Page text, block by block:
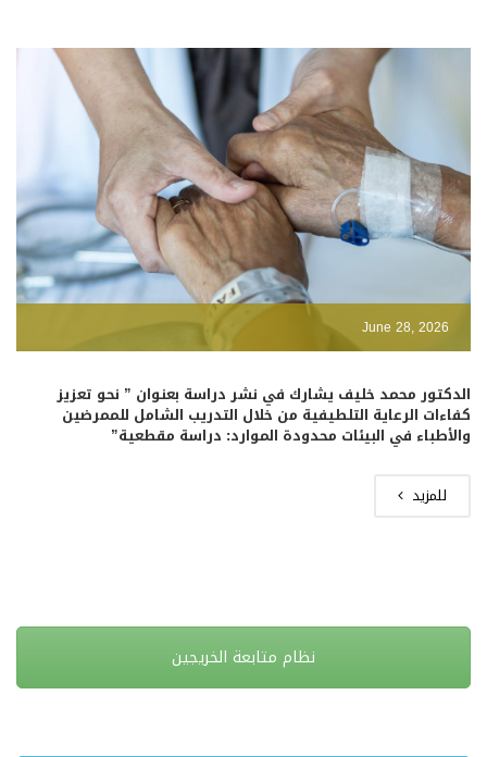
June 28, 2026
الدكتور محمد خليف يشارك في نشر دراسة بعنوان ” نحو تعزيز
كفاءات الرعاية التلطيفية من خلال التدريب الشامل للممرضين
والأطباء في البيئات محدودة الموارد: دراسة مقطعية”
للمزيد
نظام متابعة الخريجين